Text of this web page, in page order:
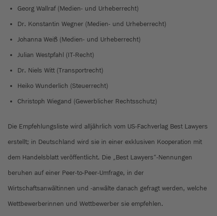
Georg Wallraf (Medien- und Urheberrecht)
Dr. Konstantin Wegner (Medien- und Urheberrecht)
Johanna Weiß (Medien- und Urheberrecht)
Julian Westpfahl (IT-Recht)
Dr. Niels Witt (Transportrecht)
Heiko Wunderlich (Steuerrecht)
Christoph Wiegand (Gewerblicher Rechtsschutz)
Die Empfehlungsliste wird alljährlich vom US-Fachverlag Best Lawyers
erstellt; in Deutschland wird sie in einer exklusiven Kooperation mit
dem Handelsblatt veröffentlicht. Die „Best Lawyers“-Nennungen
beruhen auf einer Peer-to-Peer-Umfrage, in der
Wirtschaftsanwältinnen und -anwälte danach gefragt werden, welche
Wettbewerberinnen und Wettbewerber sie empfehlen.